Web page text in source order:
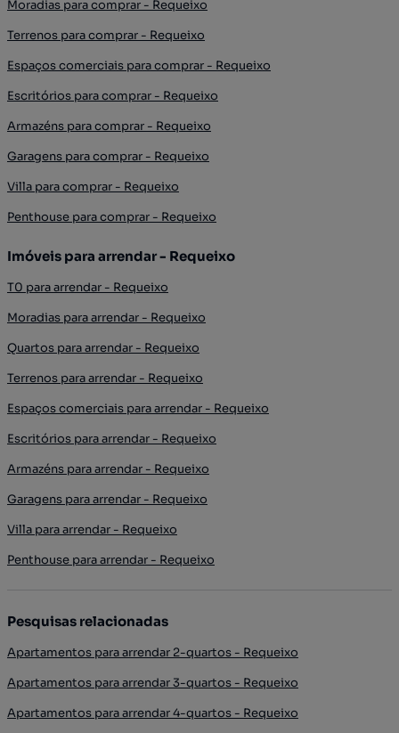
Moradias para comprar - Requeixo
Terrenos para comprar - Requeixo
Espaços comerciais para comprar - Requeixo
Escritórios para comprar - Requeixo
Armazéns para comprar - Requeixo
Garagens para comprar - Requeixo
Villa para comprar - Requeixo
Penthouse para comprar - Requeixo
Imóveis para arrendar - Requeixo
T0 para arrendar - Requeixo
Moradias para arrendar - Requeixo
Quartos para arrendar - Requeixo
Terrenos para arrendar - Requeixo
Espaços comerciais para arrendar - Requeixo
Escritórios para arrendar - Requeixo
Armazéns para arrendar - Requeixo
Garagens para arrendar - Requeixo
Villa para arrendar - Requeixo
Penthouse para arrendar - Requeixo
Pesquisas relacionadas
Apartamentos para arrendar 2-quartos - Requeixo
Apartamentos para arrendar 3-quartos - Requeixo
Apartamentos para arrendar 4-quartos - Requeixo